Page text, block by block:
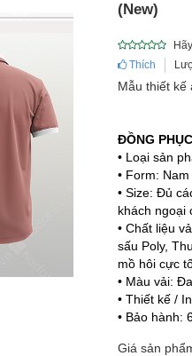
(New)
Thích
Mẫu thiết kế
ĐỒNG
• Loại sản
• Form:
• Size: Đủ
khách ngoại
• Chất liệu
sấu Poly,
mồ hôi cực
• Màu vải:
• Thiết kế /
• Bảo hành:
Giá sản